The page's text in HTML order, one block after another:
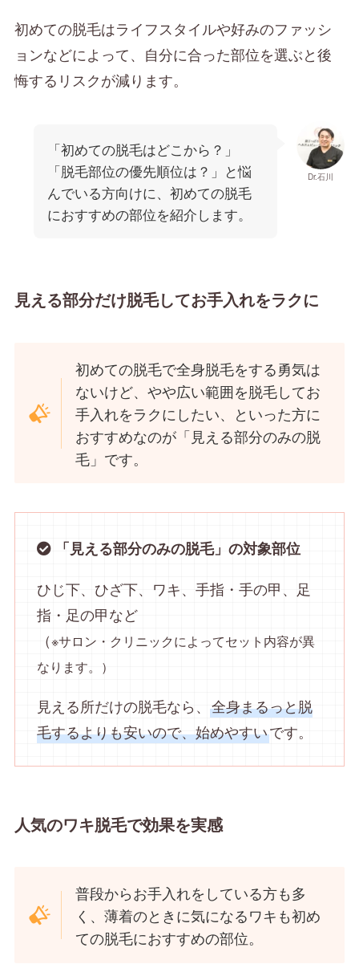
初めての脱毛はライフスタイルや好みのファッシ
ョンなどによって、自分に合った部位を選ぶと後
悔するリスクが減ります。
Dr.石川
「初めての脱毛はどこから？」
「脱毛部位の優先順位は？」と悩
んでいる方向けに、初めての脱毛
におすすめの部位を紹介します。
見える部分だけ脱毛してお手入れをラクに
初めての脱毛で全身脱毛をする勇気は
ないけど、やや広い範囲を脱毛してお
手入れをラクにしたい、といった方に
おすすめなのが「見える部分のみの脱
毛」です。
「見える部分のみの脱毛」の対象部位
ひじ下、ひざ下、ワキ、手指・手の甲、足
指・足の甲など
（※サロン・クリニックによってセット内容が異
なります。）
見える所だけの脱毛なら、 全身まるっと脱
毛するよりも安いので、始めやすいです。
人気のワキ脱毛で効果を実感
普段からお手入れをしている方も多
く、薄着のときに気になるワキも初め
ての脱毛におすすめの部位。